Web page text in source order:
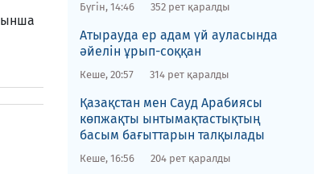
Бүгін, 14:46 352 рет қаралды
Атырауда ер адам үй ауласында
әйелін ұрып-соққан
Кеше, 20:57 314 рет қаралды
Қазақстан мен Сауд Арабиясы
көпжақты ынтымақтастықтың
басым бағыттарын талқылады
Кеше, 16:56 204 рет қаралды